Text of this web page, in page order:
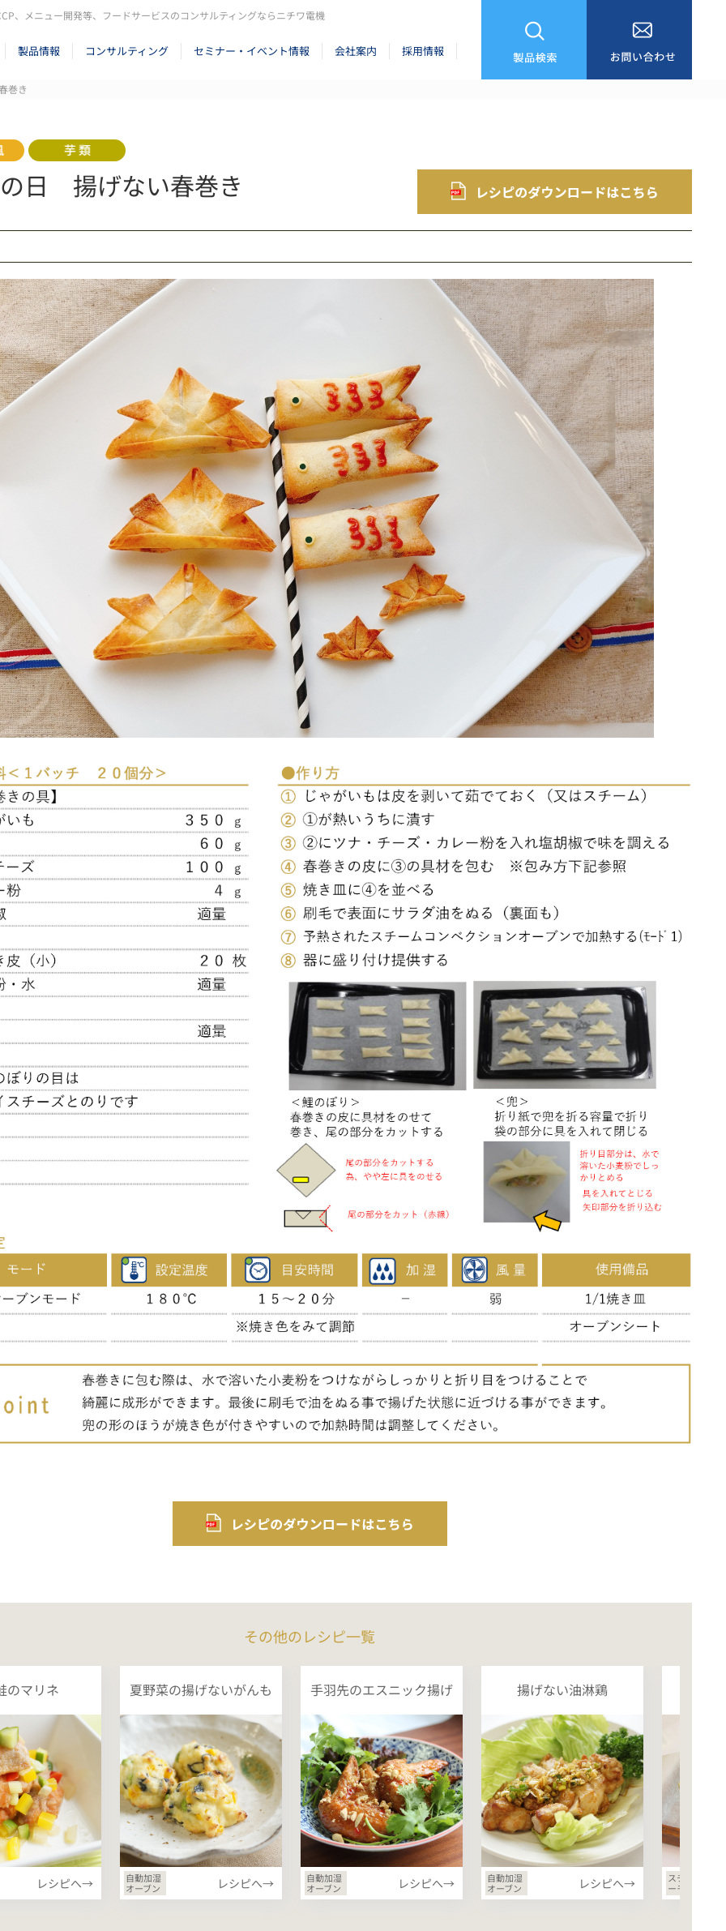
、メニュー開発等、フードサービスのコンサルティングならニチワ電機
製品情報 コンサルティング セミナー・イベント情報 会社案内 採用情報
巻き
日 揚げない春巻き
その他のレシピ一覧
のマリネ
レシピへ→
夏野菜の揚げないがんも
自動加湿
オーブン
レシピへ→
手羽先のエスニック揚げ
自動加湿
オーブン
レシピへ→
揚げない油淋鶏
自動加湿
オーブン
レシピへ→
スチーマ
ーモード